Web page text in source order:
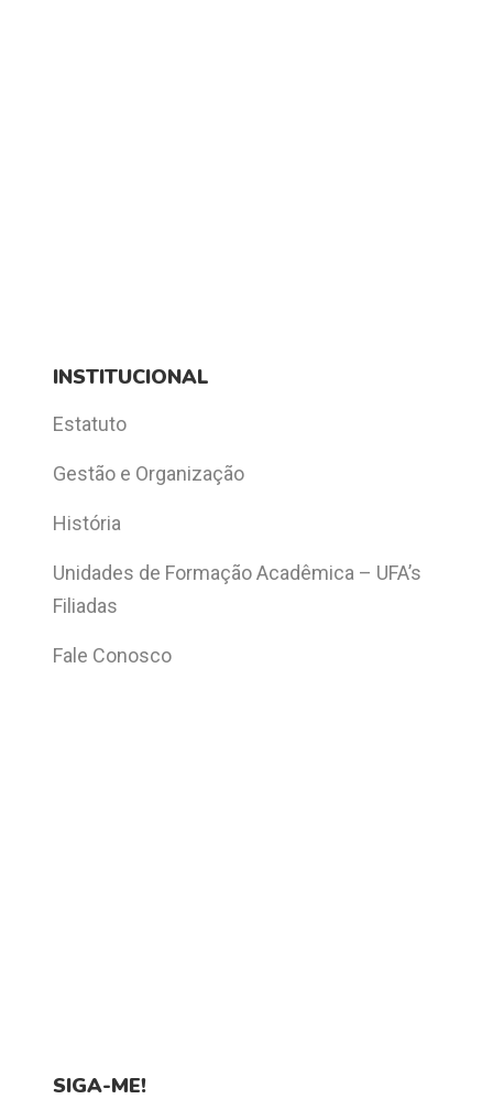
INSTITUCIONAL
Estatuto
Gestão e Organização
História
Unidades de Formação Acadêmica – UFA’s
Filiadas
Fale Conosco
SIGA-ME!